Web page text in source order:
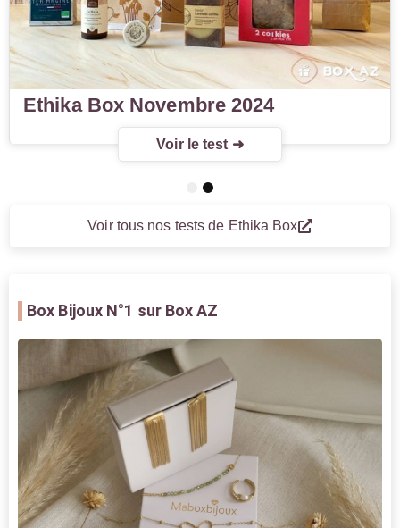
Ethika Box Novembre 2024
Voir le test ➜
Voir tous nos tests de Ethika Box
Box Bijoux N°1 sur Box AZ